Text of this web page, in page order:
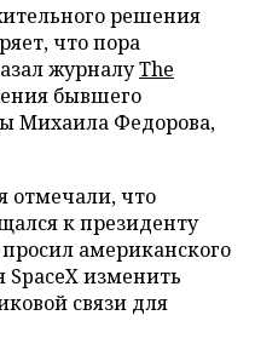
решения
что пора
журналуThe
бывшего
Михаила Федорова,
отмечали, что
к президенту
американского
SpaceX изменить
связи для